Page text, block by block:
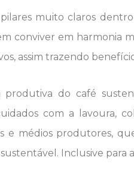
muito claros
conviver em harmonia
assim trazendo
produtiva do café
com a lavoura,
e médios produtores,
Inclusive para